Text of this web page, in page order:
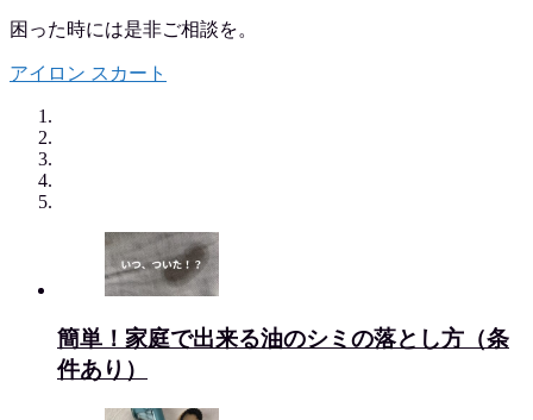
困った時には是非ご相談を。
アイロン スカート
簡単！家庭で出来る油のシミの落とし方（条
件あり）